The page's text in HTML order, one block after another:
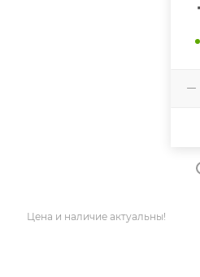
Цена и наличие актуальны!